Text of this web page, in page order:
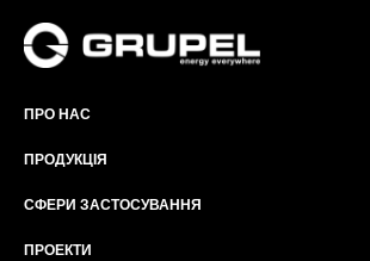
ПРО НАС
ПРОДУКЦІЯ
СФЕРИ ЗАСТОСУВАННЯ
ПРОЕКТИ